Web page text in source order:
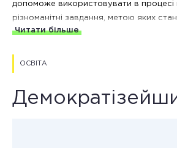
допоможе використовувати в процесі
різноманітні завдання, метою яких
дітей політичних знань, норм і
та підвищенню суспільно-політичної
Читати більше
ОСВІТА